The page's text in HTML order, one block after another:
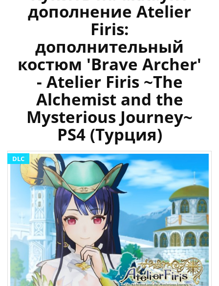
дополнение Atelier
Firis:
дополнительный
костюм 'Brave Archer'
- Atelier Firis ~The
Alchemist and the
Mysterious Journey~
PS4 (Турция)
DLC